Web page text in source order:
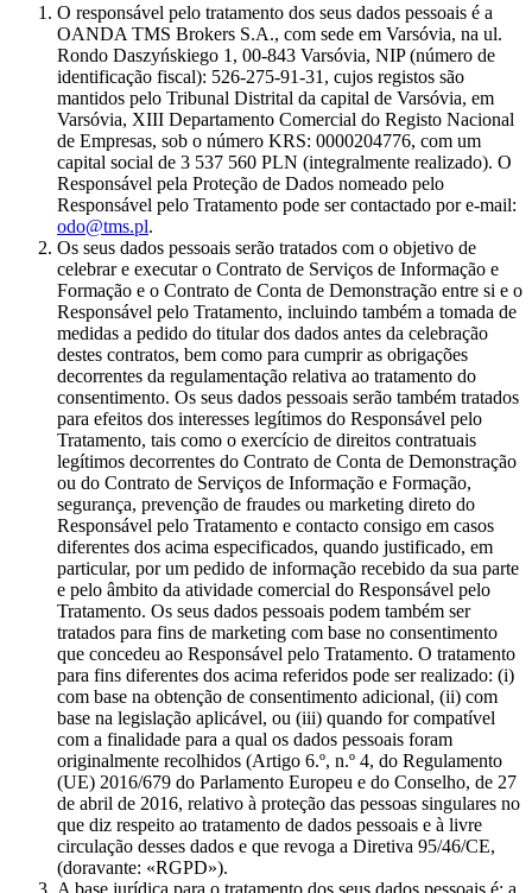
O responsável pelo tratamento dos seus dados pessoais é a
OANDA TMS Brokers S.A., com sede em Varsóvia, na ul.
Rondo Daszyńskiego 1, 00-843 Varsóvia, NIP (número de
identificação fiscal): 526-275-91-31, cujos registos são
mantidos pelo Tribunal Distrital da capital de Varsóvia, em
Varsóvia, XIII Departamento Comercial do Registo Nacional
de Empresas, sob o número KRS: 0000204776, com um
capital social de 3 537 560 PLN (integralmente realizado). O
Responsável pela Proteção de Dados nomeado pelo
Responsável pelo Tratamento pode ser contactado por e-mail:
odo@tms.pl.
Os seus dados pessoais serão tratados com o objetivo de
celebrar e executar o Contrato de Serviços de Informação e
Formação e o Contrato de Conta de Demonstração entre si e o
Responsável pelo Tratamento, incluindo também a tomada de
medidas a pedido do titular dos dados antes da celebração
destes contratos, bem como para cumprir as obrigações
decorrentes da regulamentação relativa ao tratamento do
consentimento. Os seus dados pessoais serão também tratados
para efeitos dos interesses legítimos do Responsável pelo
Tratamento, tais como o exercício de direitos contratuais
legítimos decorrentes do Contrato de Conta de Demonstração
ou do Contrato de Serviços de Informação e Formação,
segurança, prevenção de fraudes ou marketing direto do
Responsável pelo Tratamento e contacto consigo em casos
diferentes dos acima especificados, quando justificado, em
particular, por um pedido de informação recebido da sua parte
e pelo âmbito da atividade comercial do Responsável pelo
Tratamento. Os seus dados pessoais podem também ser
tratados para fins de marketing com base no consentimento
que concedeu ao Responsável pelo Tratamento. O tratamento
para fins diferentes dos acima referidos pode ser realizado: (i)
com base na obtenção de consentimento adicional, (ii) com
base na legislação aplicável, ou (iii) quando for compatível
com a finalidade para a qual os dados pessoais foram
originalmente recolhidos (Artigo 6.º, n.º 4, do Regulamento
(UE) 2016/679 do Parlamento Europeu e do Conselho, de 27
de abril de 2016, relativo à proteção das pessoas singulares no
que diz respeito ao tratamento de dados pessoais e à livre
circulação desses dados e que revoga a Diretiva 95/46/CE,
(doravante: «RGPD»).
A base jurídica para o tratamento dos seus dados pessoais é: a.